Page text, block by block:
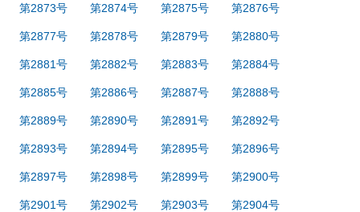
第2873号 第2874号 第2875号 第2876号
第2877号 第2878号 第2879号 第2880号
第2881号 第2882号 第2883号 第2884号
第2885号 第2886号 第2887号 第2888号
第2889号 第2890号 第2891号 第2892号
第2893号 第2894号 第2895号 第2896号
第2897号 第2898号 第2899号 第2900号
第2901号 第2902号 第2903号 第2904号